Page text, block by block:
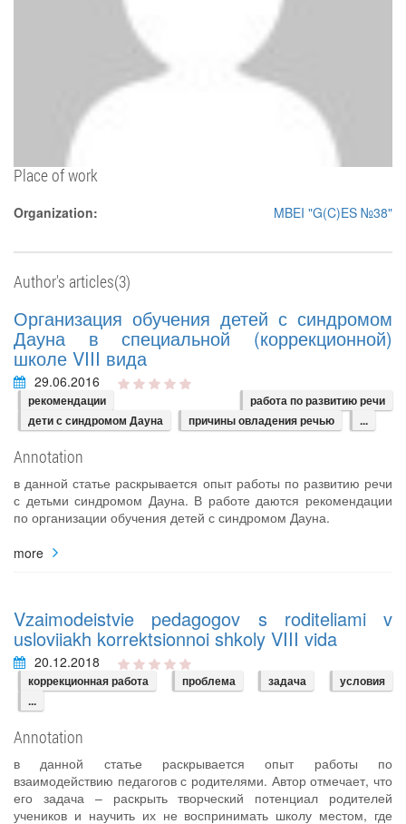
Place of work
Organization: MBEI "G(C)ES №38"
Author's articles(3)
Организация обучения детей с синдромом
Дауна в специальной (коррекционной)
школе VIII вида
29.06.2016
рекомендации
работа по развитию речи
дети с синдромом Дауна
причины овладения речью ...
Annotation
в данной статье раскрывается опыт работы по развитию речи
с детьми синдромом Дауна. В работе даются рекомендации
по организации обучения детей с синдромом Дауна.
more
Vzaimodeistvie pedagogov s roditeliami v
usloviiakh korrektsionnoi shkoly VIII vida
20.12.2018
коррекционная работа проблема задача
условия
...
Annotation
в данной статье раскрывается опыт работы по
взаимодействию педагогов с родителями. Автор отмечает, что
его задача – раскрыть творческий потенциал родителей
учеников и научить их не воспринимать школу местом, где